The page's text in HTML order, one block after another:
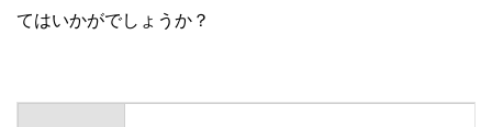
てはいかがでしょうか？